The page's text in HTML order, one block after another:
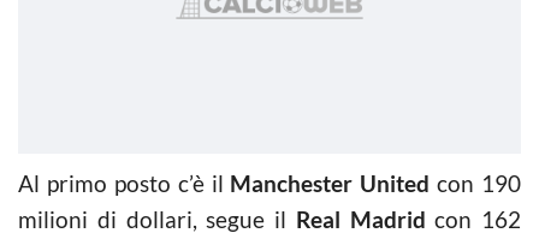
Al primo posto c’è il Manchester United con 190
milioni di dollari, segue il Real Madrid con 162